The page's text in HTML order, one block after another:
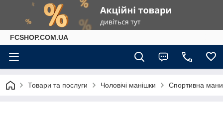
FCSHOP.COM.UA
Товари та послуги Чоловічі манішки Спортивна